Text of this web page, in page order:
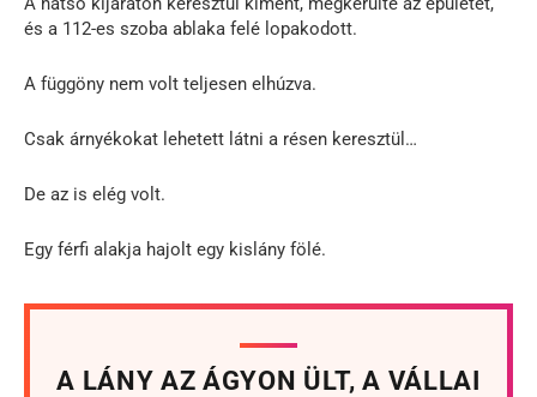
és a 112-es szoba ablaka felé lopakodott.
A függöny nem volt teljesen elhúzva.
Csak árnyékokat lehetett látni a résen keresztül…
De az is elég volt.
Egy férfi alakja hajolt egy kislány fölé.
A LÁNY AZ ÁGYON ÜLT, A VÁLLAI